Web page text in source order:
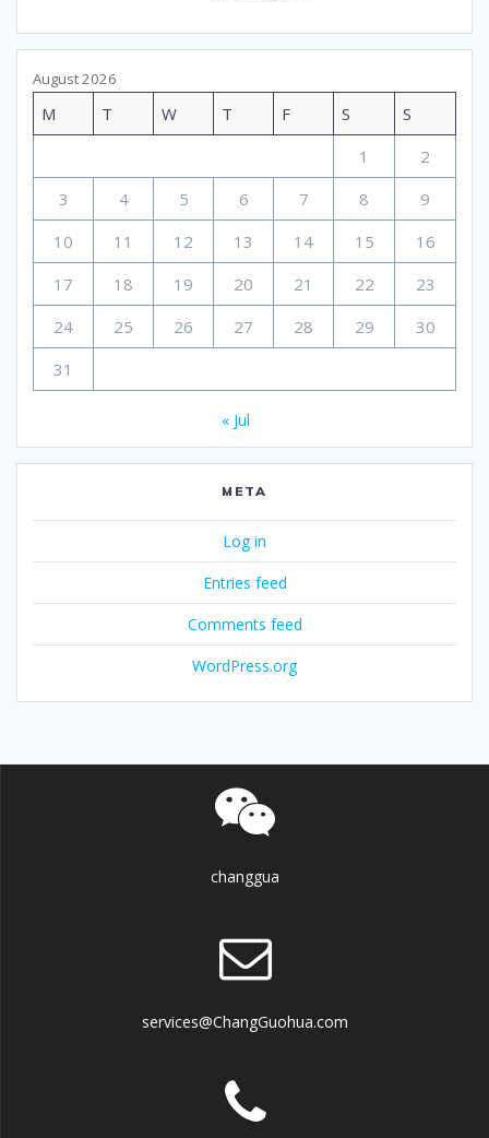
August 2026
M T W T F S
S
1
2
3
4 5 6 7 8
9
10
11 12 13 14 15
16
17
18 19 20 21 22
23
24
25 26 27 28 29
30
31
« Jul
META
Log in
Entries feed
Comments feed
WordPress.org
changgua
services@ChangGuohua.com